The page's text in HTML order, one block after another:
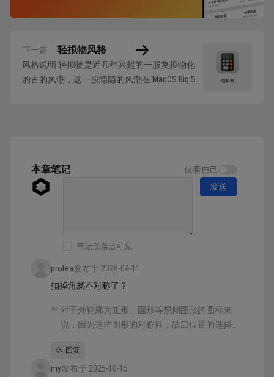
下一篇 轻拟物风格
风格说明 轻拟物是近几年兴起的一股复拟物化
的古的风潮，这一股隐隐的风潮在 MacOS Big Sur
本章笔记 仅看自己
笔记仅自己可见
发送
protea发布于 2026-04-11
扣掉角就不对称了？
对于外轮廓为矩形、圆形等规则图形的图标来
说，因为这些图形的对称性，缺口位置的选择
置都可以。
回复
my发布于 2025-10-15